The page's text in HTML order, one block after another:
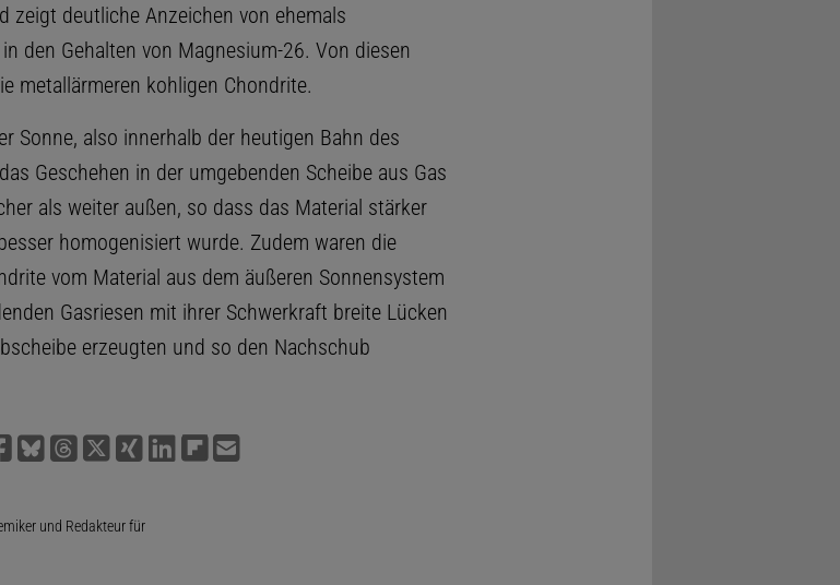
zeigt deutliche Anzeichen von ehemals
den Gehalten von Magnesium-26. Von diesen
metallärmeren kohligen Chondrite.
Sonne, also innerhalb der heutigen Bahn des
Geschehen in der umgebenden Scheibe aus Gas
als weiter außen, so dass das Material stärker
homogenisiert wurde. Zudem waren die
vom Material aus dem äußeren Sonnensystem
Gasriesen mit ihrer Schwerkraft breite Lücken
erzeugten und so den Nachschub
und Redakteur für